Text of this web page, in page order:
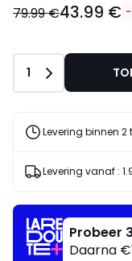
€
79.99
€
korting
toegepast.
79.99 €43.99 €
Aantal
1
Levering binnen
Levering vanaf :
Probeer
Daarna